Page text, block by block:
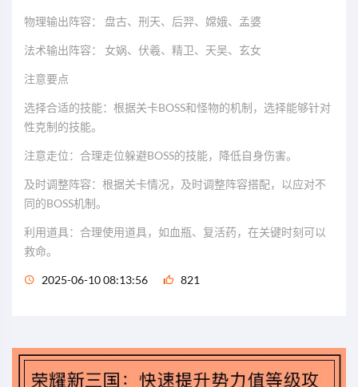
物理输出阵容： 盘古、刑天、后羿、嫦娥、孟婆
法术输出阵容： 女娲、伏羲、精卫、天吴、玄女
注意要点
选择合适的技能：根据关卡BOSS和怪物的机制，选择能够针对
性克制的技能。
注意走位：合理走位躲避BOSS的技能，降低自身伤害。
及时调整阵容：根据关卡情况，及时调整阵容搭配，以应对不
同的BOSS机制。
利用道具：合理使用道具，如血瓶、复活药，在关键时刻可以
救命。
2025-06-10 08:13:56 821